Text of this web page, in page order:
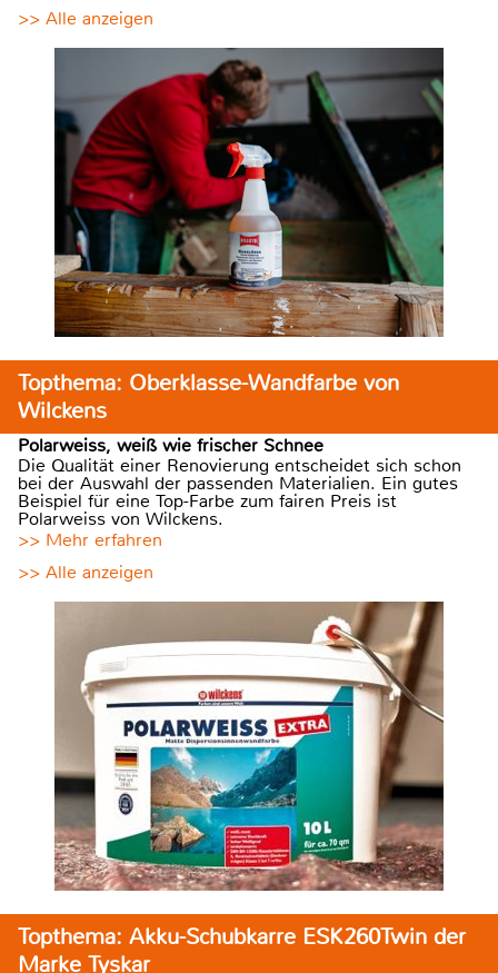
>> Alle anzeigen
Topthema: Oberklasse-Wandfarbe von
Wilckens
Polarweiss, weiß wie frischer Schnee
Die Qualität einer Renovierung entscheidet sich schon
bei der Auswahl der passenden Materialien. Ein gutes
Beispiel für eine Top-Farbe zum fairen Preis ist
Polarweiss von Wilckens.
>> Mehr erfahren
>> Alle anzeigen
Topthema: Akku-Schubkarre ESK260Twin der
Marke Tyskar